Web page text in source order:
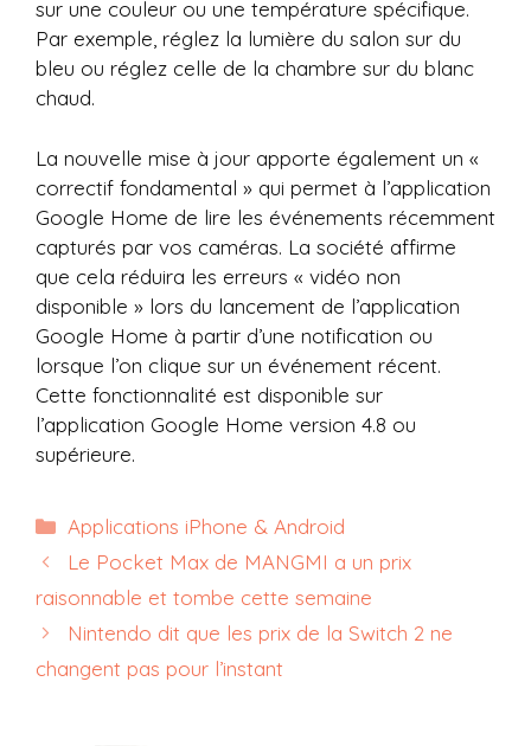
sur une couleur ou une température spécifique.
Par exemple, réglez la lumière du salon sur du
bleu ou réglez celle de la chambre sur du blanc
chaud.
La nouvelle mise à jour apporte également un «
correctif fondamental » qui permet à l’application
Google Home de lire les événements récemment
capturés par vos caméras. La société affirme
que cela réduira les erreurs « vidéo non
disponible » lors du lancement de l’application
Google Home à partir d’une notification ou
lorsque l’on clique sur un événement récent.
Cette fonctionnalité est disponible sur
l’application Google Home version 4.8 ou
supérieure.
Catégories
Applications iPhone & Android
Le Pocket Max de MANGMI a un prix
raisonnable et tombe cette semaine
Nintendo dit que les prix de la Switch 2 ne
changent pas pour l’instant